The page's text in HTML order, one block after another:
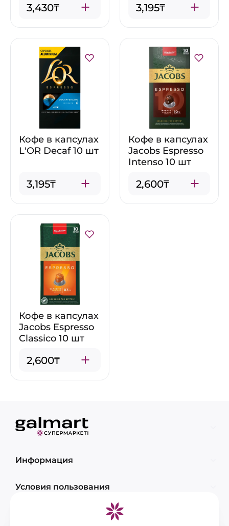
3,430₸ 3,195₸
Кофе в капсулах
L'OR Decaf 10 шт
3,195₸
Кофе в капсулах
Jacobs Espresso
Intenso 10 шт
2,600₸
Кофе в капсулах
Jacobs Espresso
Classico 10 шт
2,600₸
Информация
Условия пользования